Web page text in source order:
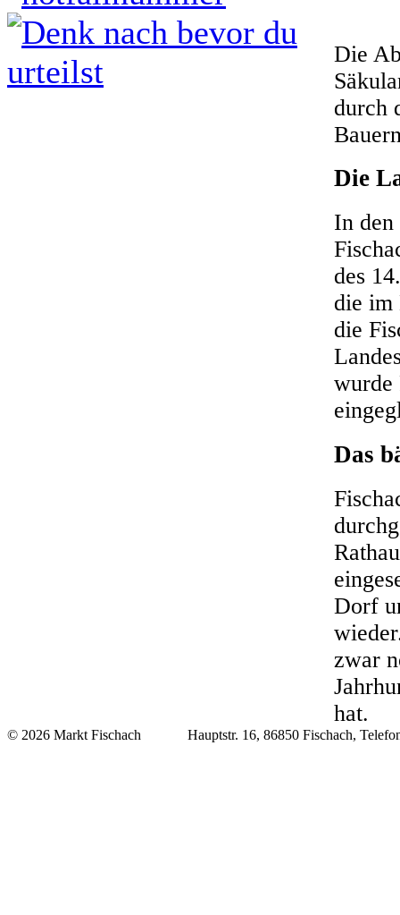
Die
durch
Die
In den
des
die im
die
wurde
Das
Dorf
zwar
hat.
© 2026 Markt Fischach Hauptstr. 16, 86850 Fischach, Telefon